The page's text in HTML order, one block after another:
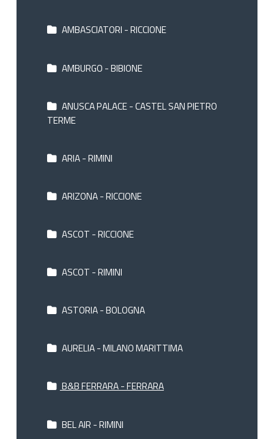
AMBASCIATORI - RICCIONE
AMBURGO - BIBIONE
ANUSCA PALACE - CASTEL SAN PIETRO
TERME
ARIA - RIMINI
ARIZONA - RICCIONE
ASCOT - RICCIONE
ASCOT - RIMINI
ASTORIA - BOLOGNA
AURELIA - MILANO MARITTIMA
B&B FERRARA - FERRARA
BEL AIR - RIMINI